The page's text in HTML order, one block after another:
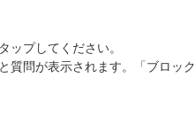
プしてください。
質問が表示されます。「ブロック